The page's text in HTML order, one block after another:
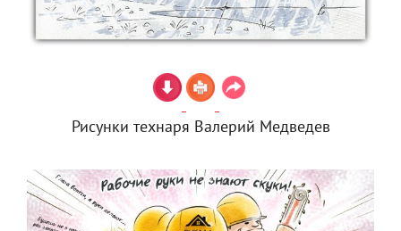
Рисунки технаря Валерий Медведев